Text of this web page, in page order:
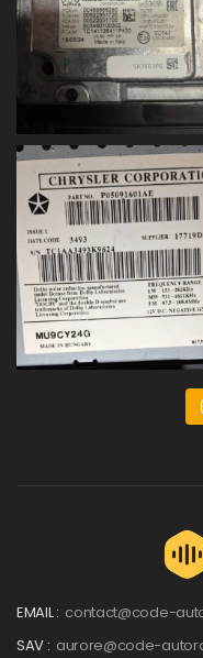
EMAIL : contact@code-
SAV : aurore@code-